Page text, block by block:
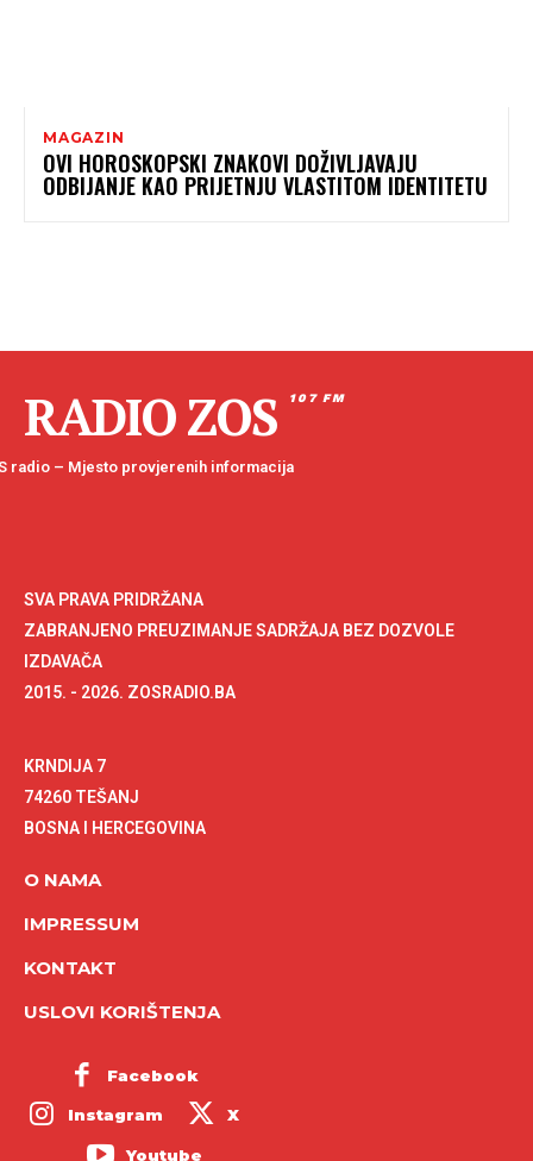
MAGAZIN
OVI HOROSKOPSKI ZNAKOVI DOŽIVLJAVAJU
ODBIJANJE KAO PRIJETNJU VLASTITOM IDENTITETU
RADIO ZOS 107 FM
radio – Mjesto provjerenih informacija
SVA PRAVA PRIDRŽANA
ZABRANJENO PREUZIMANJE SADRŽAJA BEZ DOZVOLE
IZDAVAČA
2015. - 2026. ZOSRADIO.BA
KRNDIJA 7
74260 TEŠANJ
BOSNA I HERCEGOVINA
O NAMA
IMPRESSUM
KONTAKT
USLOVI KORIŠTENJA
Facebook
Instagram X
Youtube